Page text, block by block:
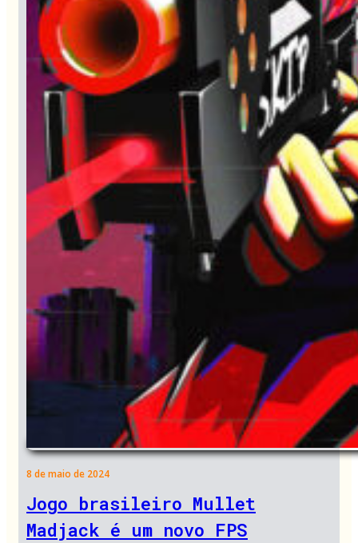
8 de maio de 2024
Jogo brasileiro Mullet
Madjack é um novo FPS